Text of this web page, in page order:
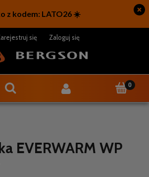
się Zaloguj się
EVERWARM WP